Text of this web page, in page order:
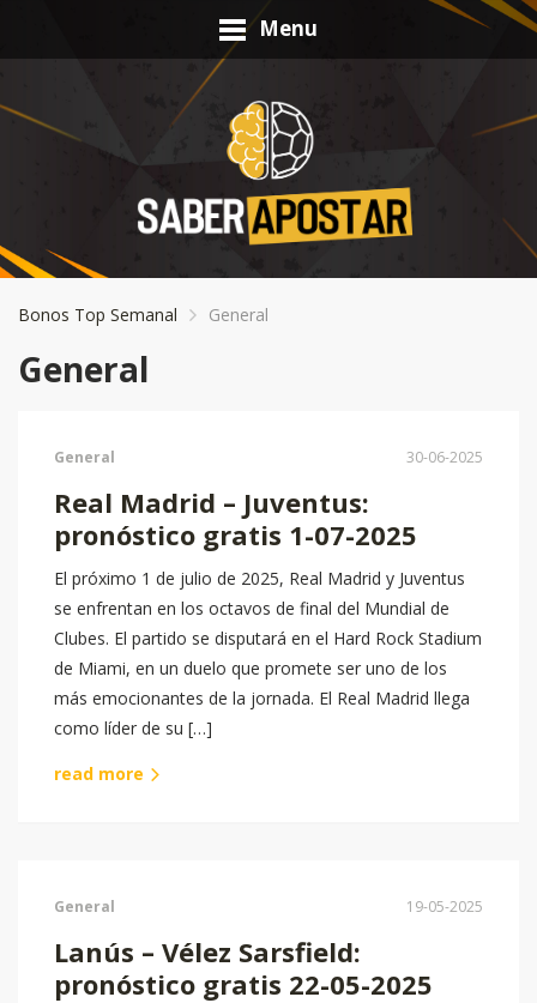
Menu
Bonos Top Semanal General
General
General 30-06-2025
Real Madrid – Juventus:
pronóstico gratis 1-07-2025
El próximo 1 de julio de 2025, Real Madrid y Juventus
se enfrentan en los octavos de final del Mundial de
Clubes. El partido se disputará en el Hard Rock Stadium
de Miami, en un duelo que promete ser uno de los
más emocionantes de la jornada. El Real Madrid llega
como líder de su […]
read more
General 19-05-2025
Lanús – Vélez Sarsfield:
pronóstico gratis 22-05-2025